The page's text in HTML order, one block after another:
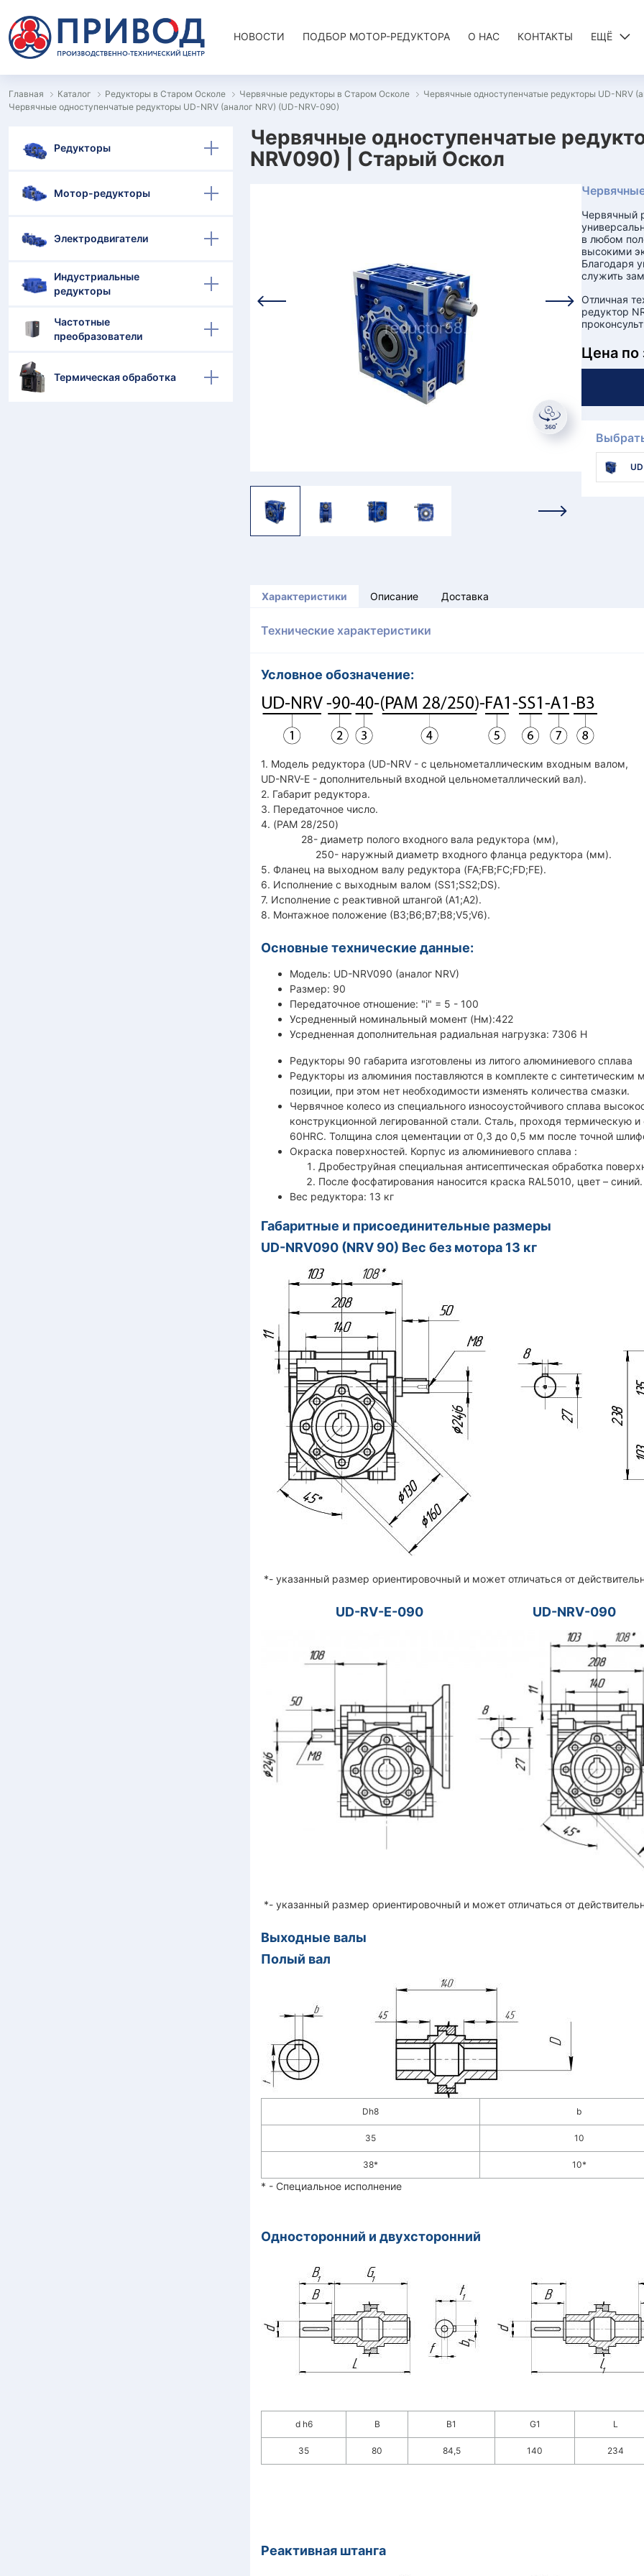
НОВОСТИ ПОДБОР МОТОР-РЕДУКТОРА О НАС КОНТАКТЫ ЕЩЁ
Главная Каталог Редукторы в Старом Осколе Червячные редукторы в Старом Осколе
Червячные одноступенчатые редукторы UD-NRV
Червячные одноступенчатые редукторы UD-NRV (аналог NRV) (UD-NRV-090)
Редукторы
Мотор-редукторы
Электродвигатели
Индустриальные
редукторы
Частотные
преобразователи
Термическая обработка
Червячные одноступенчатые
NRV090) | Старый Оскол
Червячный
в любом
высокими
Благодаря
служить
Отличная
редуктор
Цена по
Характеристики Описание Доставка
Технические характеристики
Условное обозначение:
1. Модель редуктора (UD-NRV - с цельнометаллическим входным валом,
UD-NRV-E - дополнительный входной цельнометаллический вал).
2. Габарит редуктора.
3. Передаточное число.
4. (PAM 28/250)
28- диаметр полого входного вала редуктора (мм),
250- наружный диаметр входного фланца редуктора (мм).
5. Фланец на выходном валу редуктора (FA;FB;FC;FD;FE).
6. Исполнение с выходным валом (SS1;SS2;DS).
7. Исполнение с реактивной штангой (А1;А2).
8. Монтажное положение (В3;В6;В7;В8;V5;V6).
Основные технические данные:
Модель: UD-NRV090 (аналог NRV)
Размер: 90
Передаточное отношение: "i" = 5 - 100
Усредненный номинальный момент (Нм):422
Усредненная дополнительная радиальная нагрузка: 7306 Н
Редукторы 90 габарита изготовлены из литого алюминиевого сплава
Редукторы из алюминия поставляются в комплекте с
позиции, при этом нет необходимости изменять количества смазки.
Червячное колесо из специального износоустойчивого сплава
конструкционной легированной стали. Сталь, проходя термическую
60HRC. Толщина слоя цементации от 0,3 до 0,5 мм после точной
Окраска поверхностей. Корпус из алюминиевого сплава :
Дробеструйная специальная антисептическая обработка
После фосфатирования наносится краска RAL5010, цвет – синий.
Вес редуктора: 13 кг
Габаритные и присоединительные размеры
UD-NRV090 (NRV 90) Вес без мотора 13 кг
*- указанный размер ориентировочный и может отличаться от
UD-RV-E-090 UD-NRV-
*- указанный размер ориентировочный и может отличаться от
Выходные валы
Полый вал
Dh8 b
35 10
38* 10*
* - Специальное исполнение
Односторонний и двухсторонний
d h6 B B1 G1 L
35 80 84,5 140 234
Реактивная штанга